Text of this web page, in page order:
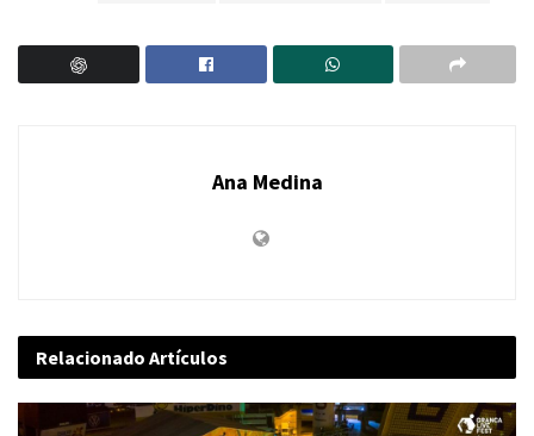
Ana Medina
Relacionado Artículos